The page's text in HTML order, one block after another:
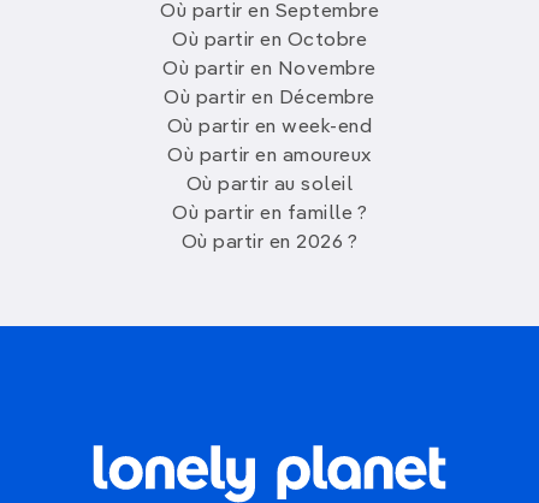
Où partir en Septembre
Où partir en Octobre
Où partir en Novembre
Où partir en Décembre
Où partir en week-end
Où partir en amoureux
Où partir au soleil
Où partir en famille ?
Où partir en 2026 ?